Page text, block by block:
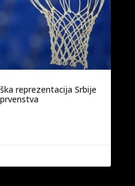
reprezentacija Srbije